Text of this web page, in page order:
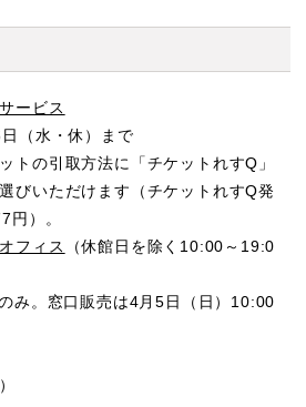
ービス
（水・休）まで
トの引取方法に「チケットれすQ」
びいただけます（チケットれすQ発
円）。
フィス
（休館日を除く10:00～19:0
み。窓口販売は4月5日（日）10:00